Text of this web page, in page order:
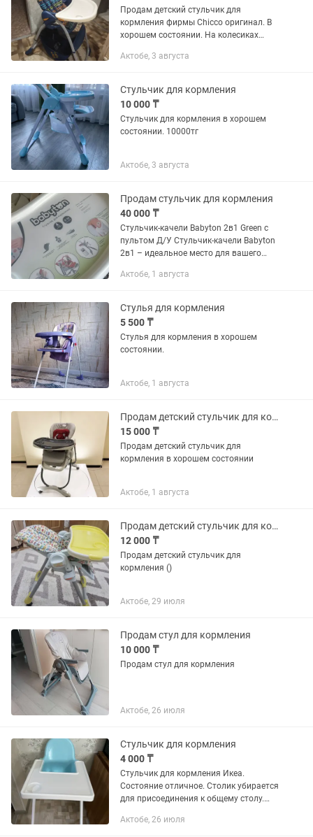
Продам детский стульчик для
кормления фирмы Chicco оригинал. В
хорошем состоянии. На колесиках
Актобе, 3 августа
Стульчик для кормления
10 000 ₸
Стульчик для кормления в хорошем
состоянии. 10000тг
Актобе, 3 августа
Продам стульчик для кормления
40 000 ₸
Стульчик-качели Babyton 2в1 Green с
пультом Д/У Стульчик-качели Babyton
2в1 – идеальное место для вашего
отдохнуть на качелях под приятные
Актобе, 1 августа
Стулья для кормления
5 500 ₸
Стулья для кормления в хорошем
состоянии.
Актобе, 1 августа
Продам детский стульчик для кормления в хорошем состоянии
15 000 ₸
Продам детский стульчик для
кормления в хорошем состоянии
Актобе, 1 августа
Продам детский стульчик для кормления
12 000 ₸
Продам детский стульчик для
кормления ()
Актобе, 29 июля
Продам стул для кормления
10 000 ₸
Продам стул для кормления
Актобе, 26 июля
Стульчик для кормления
4 000 ₸
Стульчик для кормления Икеа.
Состояние отличное. Столик убирается
для присоединения к общему столу.
занимает много места.
Актобе, 26 июля